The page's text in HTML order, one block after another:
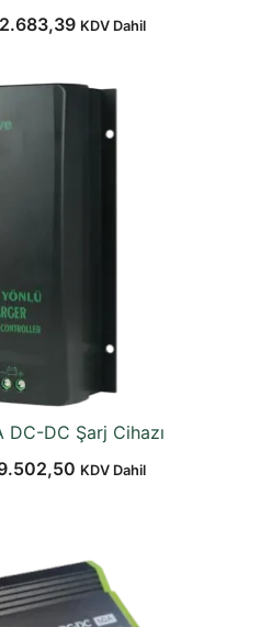
Şu
fiyat:
KDV Dahil
DC Şarj Cihazı
Şu
KDV Dahil